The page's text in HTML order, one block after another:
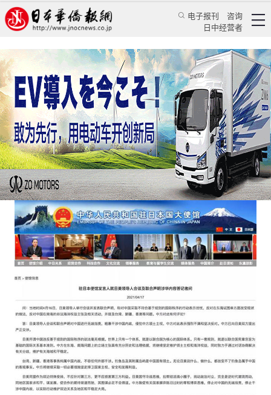
电子报刊
咨询
日中经营者
中国驻日本大使馆严辞回应美日联合声明
《日本新华侨报》记者 乔聚 华人新闻 使领馆新闻
日本华侨报网 2021/4/19 10:23:53